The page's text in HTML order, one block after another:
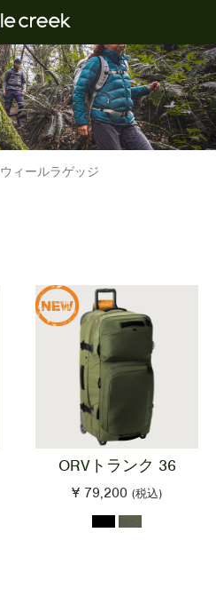
ウィールラゲッジ
ORVトランク 36
¥ 79,200 (税込)